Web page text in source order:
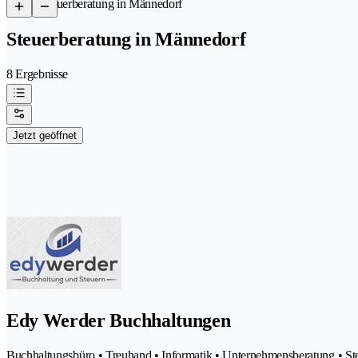
/Steuerberatung in Männedorf
Steuerberatung in Männedorf
8 Ergebnisse
Jetzt geöffnet
Edy Werder Buchhaltungen
Buchhaltungsbüro • Treuhand • Informatik • Unternehmensberatung •